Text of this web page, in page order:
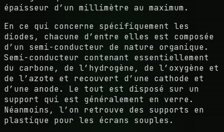
épaisseur d’un millimètre au maximum.
En ce qui concerne spécifiquement les
diodes, chacune d’entre elles est composée
d’un semi-conducteur de nature organique.
Semi-conducteur contenant essentiellement
du carbone, de l’hydrogène, de l’oxygène et
de l’azote et recouvert d’une cathode et
d’une anode. Le tout est disposé sur un
support qui est généralement en verre.
Néanmoins, l’on retrouve des supports en
plastique pour les écrans souples.